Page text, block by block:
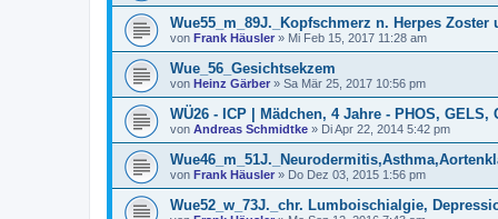
Wue55_m_89J._Kopfschmerz n. Herpes
von Frank Häusler » Mi Feb 15, 2017 11:28 am
Wue_56_Gesichtsekzem
von Heinz Gärber » Sa Mär 25, 2017 10:56 pm
WÜ26 - ICP | Mädchen, 4 Jahre - PHOS, GELS,
von Andreas Schmidtke » Di Apr 22, 2014 5:42 pm
von Frank Häusler » Do Dez 03, 2015 1:56 pm
Wue52_w_73J._chr. Lumboischialgie,